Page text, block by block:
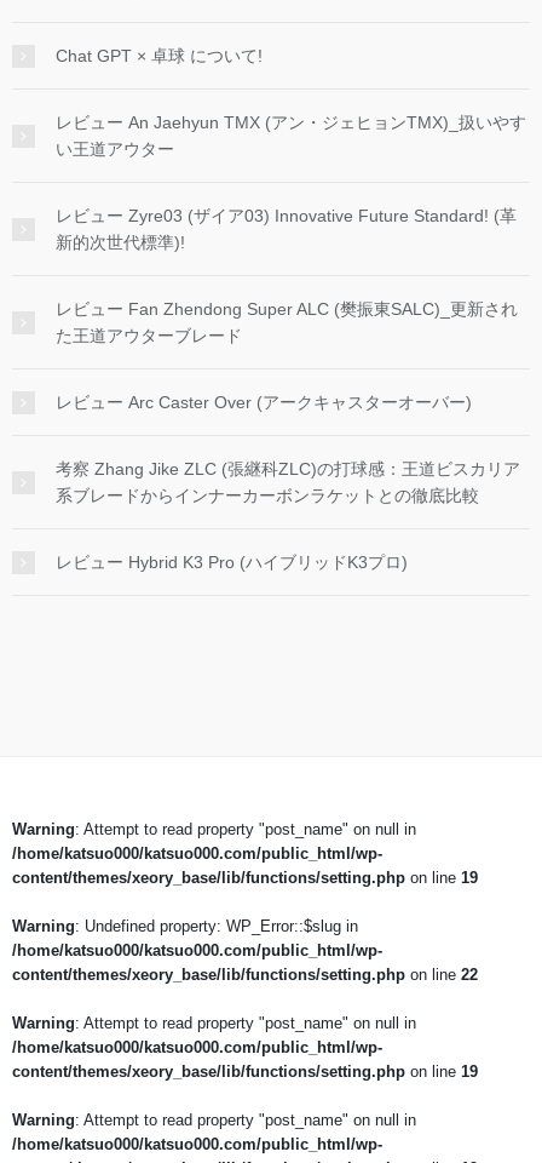
Chat GPT × 卓球 について!
レビュー An Jaehyun TMX (アン・ジェヒョンTMX)_扱いやす
い王道アウター
レビュー Zyre03 (ザイア03) Innovative Future Standard! (革
新的次世代標準)!
レビュー Fan Zhendong Super ALC (樊振東SALC)_更新され
た王道アウターブレード
レビュー Arc Caster Over (アークキャスターオーバー)
考察 Zhang Jike ZLC (張継科ZLC)の打球感：王道ビスカリア
系ブレードからインナーカーボンラケットとの徹底比較
レビュー Hybrid K3 Pro (ハイブリッドK3プロ)
Warning: Attempt to read property "post_name" on null in
/home/katsuo000/katsuo000.com/public_html/wp-
content/themes/xeory_base/lib/functions/setting.php on line 19
Warning: Undefined property: WP_Error::$slug in
/home/katsuo000/katsuo000.com/public_html/wp-
content/themes/xeory_base/lib/functions/setting.php on line 22
Warning: Attempt to read property "post_name" on null in
/home/katsuo000/katsuo000.com/public_html/wp-
content/themes/xeory_base/lib/functions/setting.php on line 19
Warning: Attempt to read property "post_name" on null in
/home/katsuo000/katsuo000.com/public_html/wp-